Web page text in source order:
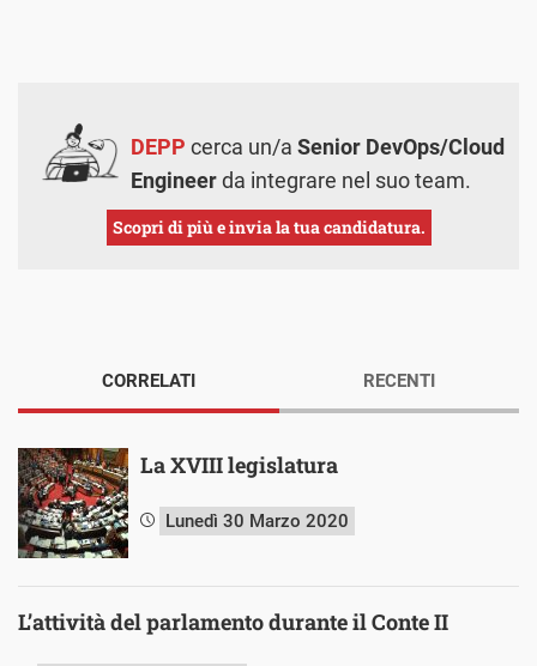
DEPP cerca un/a Senior DevOps/Cloud
Engineerda integrare nel suo team.
Scopri di più e invia la tua candidatura.
CORRELATI
La XVIII legislatura
Lunedì 30 Marzo 2020
L’attività del parlamento durante il Conte II
RECENTI